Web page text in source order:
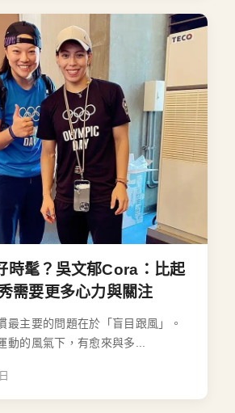
時髦？吳文郁Cora：比起
需要更多心力與關注
最主要的問題在於「盲目跟風」。
動的風氣下，有愈來與多...